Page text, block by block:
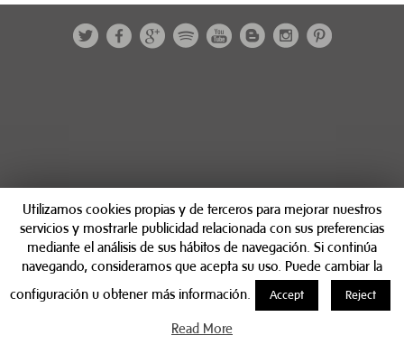
Utilizamos cookies propias y de terceros para mejorar nuestros
servicios y mostrarle publicidad relacionada con sus preferencias
mediante el análisis de sus hábitos de navegación. Si continúa
navegando, consideramos que acepta su uso. Puede cambiar la
configuración u obtener más información.
Accept Reject
Read More